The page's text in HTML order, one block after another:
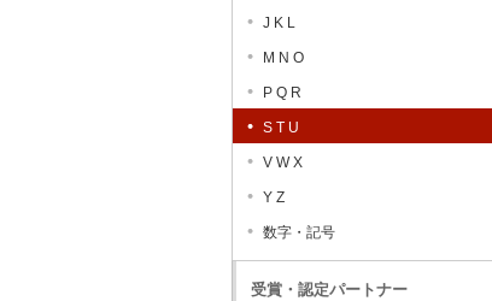
J K L
M N O
P Q R
S T U
V W X
Y Z
数字・記号
受賞・認定パートナー